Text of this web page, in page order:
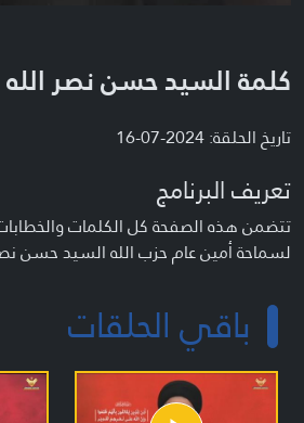
كلمة السيد حسن نصر الله
تاريخ الحلقة: 2024-07-16
تعريف البرنامج
تتضمن هذه الصفحة كل الكلمات والخطابات
لسماحة أمين عام حزب الله السيد حسن
باقي الحلقات